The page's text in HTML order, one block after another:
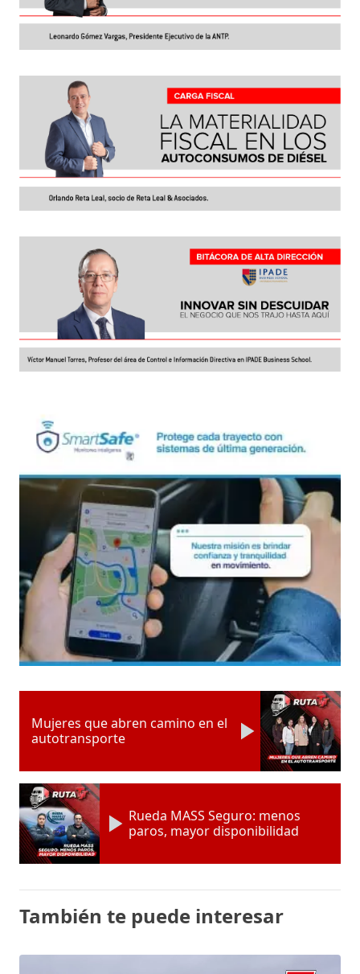
Mujeres que abren camino en el
autotransporte
Rueda MASS Seguro: menos
paros, mayor disponibilidad
También te puede interesar